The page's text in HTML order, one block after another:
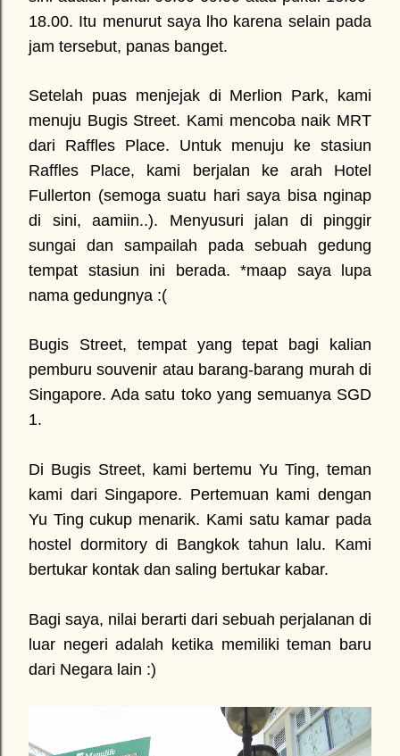
18.00. Itu menurut saya lho karena selain pada
jam tersebut, panas banget.
Setelah puas menjejak di Merlion Park, kami
menuju Bugis Street. Kami mencoba naik MRT
dari Raffles Place. Untuk menuju ke stasiun
Raffles Place, kami berjalan ke arah Hotel
Fullerton (semoga suatu hari saya bisa nginap
di sini, aamiin..). Menyusuri jalan di pinggir
sungai dan sampailah pada sebuah gedung
tempat stasiun ini berada. *maap saya lupa
nama gedungnya :(
Bugis Street, tempat yang tepat bagi kalian
pemburu souvenir atau barang-barang murah di
Singapore. Ada satu toko yang semuanya SGD
1.
Di Bugis Street, kami bertemu Yu Ting, teman
kami dari Singapore. Pertemuan kami dengan
Yu Ting cukup menarik. Kami satu kamar pada
hostel dormitory di Bangkok tahun lalu. Kami
bertukar kontak dan saling bertukar kabar.
Bagi saya, nilai berarti dari sebuah perjalanan di
luar negeri adalah ketika memiliki teman baru
dari Negara lain :)